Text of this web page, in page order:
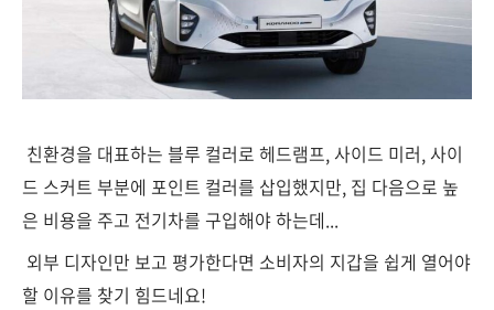
친환경을 대표하는 블루 컬러로 헤드램프, 사이드 미러, 사이
드 스커트 부분에 포인트 컬러를 삽입했지만, 집 다음으로 높
은 비용을 주고 전기차를 구입해야 하는데...
외부 디자인만 보고 평가한다면 소비자의 지갑을 쉽게 열어야
할 이유를 찾기 힘드네요!